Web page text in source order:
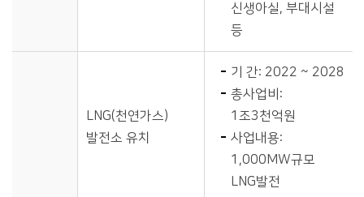
신생아실, 부대시설
등
LNG(천연가스)
발전소 유치
기 간: 2022 ~ 2028
총사업비:
1조3천억원
사업내용:
1,000MW규모
LNG발전